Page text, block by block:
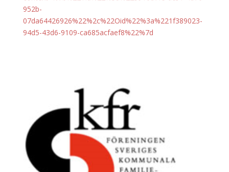
952b-
07da64426926%22%2c%22Oid%22%3a%221f389023-
94d5-43d6-9109-ca685acfaef8%22%7d